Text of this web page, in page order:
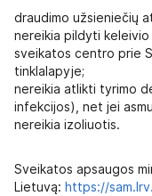
draudimo užsieniečių
nereikia pildyti
sveikatos centro prie
tinklalapyje;
nereikia atlikti tyrimo
infekcijos), net jei
nereikia izoliuotis.
Sveikatos apsaugos
Lietuvą: https://